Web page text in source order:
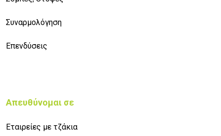
Συναρμολόγηση
Επενδύσεις
Απευθύνομαι σε
Εταιρείες με τζάκια